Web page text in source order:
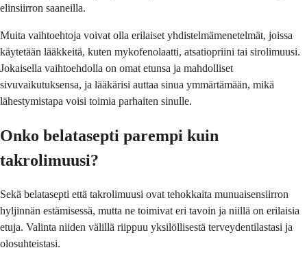
elinsiirron saaneilla.
Muita vaihtoehtoja voivat olla erilaiset yhdistelmämenetelmät, joissa
käytetään lääkkeitä, kuten mykofenolaatti, atsatiopriini tai sirolimuusi.
Jokaisella vaihtoehdolla on omat etunsa ja mahdolliset
sivuvaikutuksensa, ja lääkärisi auttaa sinua ymmärtämään, mikä
lähestymistapa voisi toimia parhaiten sinulle.
Onko belatasepti parempi kuin
takrolimuusi?
Sekä belatasepti että takrolimuusi ovat tehokkaita munuaisensiirron
hyljinnän estämisessä, mutta ne toimivat eri tavoin ja niillä on erilaisia
etuja. Valinta niiden välillä riippuu yksilöllisestä terveydentilastasi ja
olosuhteistasi.